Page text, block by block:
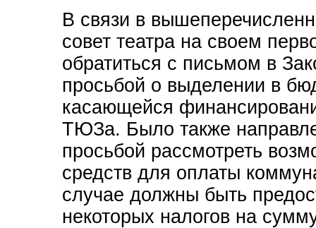
В связи в
совет театра на своем
обратиться с письмом в
просьбой о выделении в
касающейся
ТЮЗа. Было также
просьбой рассмотреть
средств для оплаты
случае должны быть
некоторых налогов на